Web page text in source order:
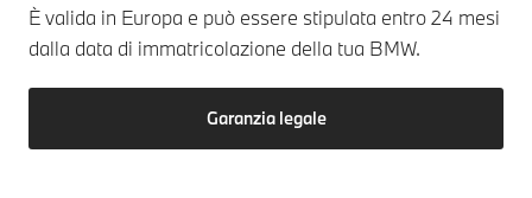
È valida in Europa e può essere stipulata entro 24 mesi
dalla data di immatricolazione della tua BMW.
Garanzia legale